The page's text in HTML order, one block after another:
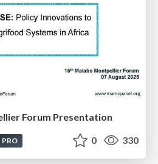
Forum Presentation
PRO 0 330